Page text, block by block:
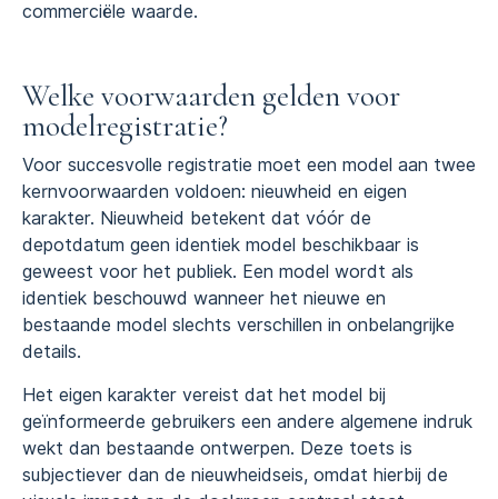
commerciële waarde.
Welke voorwaarden gelden voor
modelregistratie?
Voor succesvolle registratie moet een model aan twee
kernvoorwaarden voldoen: nieuwheid en eigen
karakter. Nieuwheid betekent dat vóór de
depotdatum geen identiek model beschikbaar is
geweest voor het publiek. Een model wordt als
identiek beschouwd wanneer het nieuwe en
bestaande model slechts verschillen in onbelangrijke
details.
Het eigen karakter vereist dat het model bij
geïnformeerde gebruikers een andere algemene indruk
wekt dan bestaande ontwerpen. Deze toets is
subjectiever dan de nieuwheidseis, omdat hierbij de